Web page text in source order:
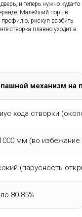
и теперь нужно куда-то
Малейший порыв
профилю, рискуя разбить
створка плавно уходит в
механизм на
хода створки
мм (во избежание
(парусность
80-85%